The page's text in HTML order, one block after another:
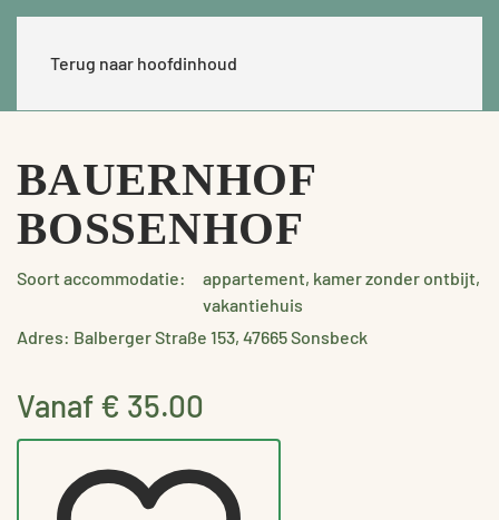
Terug naar hoofdinhoud
BAUERNHOF
BOSSENHOF
Soort accommodatie:
appartement, kamer zonder ontbijt,
vakantiehuis
Adres: Balberger Straße 153, 47665 Sonsbeck
Vanaf € 35.00